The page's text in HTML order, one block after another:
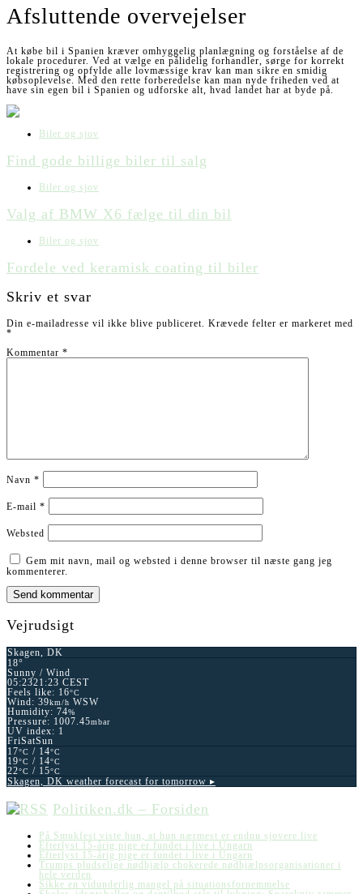
Afsluttende overvejelser
At købe bil i Spanien kræver omhyggelig planlægning og forståelse af de
lokale procedurer. Ved at vælge en pålidelig forhandler, sørge for korrekt
registrering og opfylde alle lovmæssige krav kan man sikre en smidig
købsoplevelse. Med den rette forberedelse kan man nyde friheden ved at
have sin egen bil i Spanien og udforske alt, hvad landet har at byde på.
Biler og sjov
Find gode billige biler til salg
Biler og sjov
Valg af BMW X6 fælge til din bil
Biler og sjov
Fordele ved keramisk coating til biler
Skriv et svar
Din e-mailadresse vil ikke blive publiceret. Krævede felter er markeret med
*
Kommentar *
Navn *
E-mail *
Websted
Gem mit navn, mail og websted i denne browser til næste gang jeg
kommenterer.
Vejrudsigt
Skagen, DK
18°
Sunny / Wind
05:2321:23 CEST
Feels like: 16°C
Wind: 39km/h WSW
Humidity: 74%
Pressure: 1007.45mbar
UV index: 1
FriSatSun
17°C / 14°C
19°C / 14°C
22°C / 15°C
Skagen, DK weather forecast for tomorrow ▸
Politiken.dk – Forsiden
På Smukfest viste hun, at hun nærmest er endnu sjovere live
Efterlyst 15-årig pige er fundet i live i Ungarn
Efterlyst 15-årig pige er fundet i live i Ungarn
Trumps pludselige nødhjælp chokerede nødhjælpsorganisationer i
hele verden
Sikke en vidunderlig mangel på situationsfornemmelse